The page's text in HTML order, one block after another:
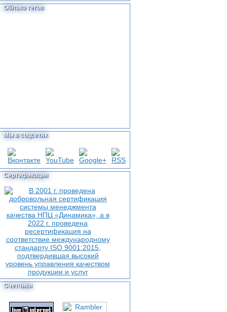
Облако тегов
Мы в соцсетях
Сертификация
Счетчики